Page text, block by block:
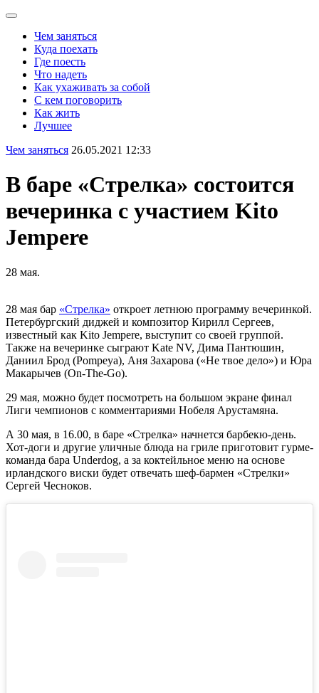
Чем заняться
Куда поехать
Где поесть
Что надеть
Как ухаживать за собой
С кем поговорить
Как жить
Лучшее
Чем заняться 26.05.2021 12:33
В баре «Стрелка» состоится
вечеринка с участием Kito
Jempere
28 мая.
28 мая бар «Стрелка» откроет летнюю программу вечеринкой.
Петербургский диджей и композитор Кирилл Сергеев,
известный как Kito Jempere, выступит со своей группой.
Также на вечеринке сыграют Kate NV, Дима Пантюшин,
Даниил Брод (Pompeya), Аня Захарова («Не твое дело») и Юра
Макарычев (On-The-Go).
29 мая, можно будет посмотреть на большом экране финал
Лиги чемпионов с комментариями Нобеля Арустамяна.
А 30 мая, в 16.00, в баре «Стрелка» начнется барбекю-день.
Хот-доги и другие уличные блюда на гриле приготовит гурме-
команда бара Underdog, а за коктейльное меню на основе
ирландского виски будет отвечать шеф-бармен «Стрелки»
Сергей Чесноков.